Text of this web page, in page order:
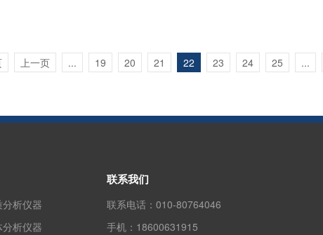
上一页 ... 19 20 21 22 23 24 25 ...
析仪器
析仪器
联系我们
联系电话： 010-80764046
手机： 18600631915